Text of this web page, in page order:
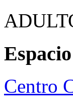
Espacio
Centro